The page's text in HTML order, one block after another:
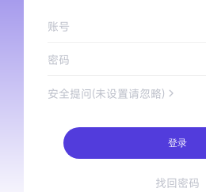
账号
密码
安全提问(未设置请忽略)
登录
找回密码